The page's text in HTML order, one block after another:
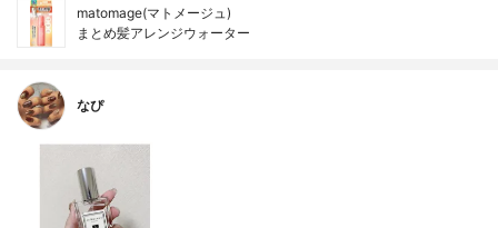
matomage(マトメージュ)
まとめ髪アレンジウォーター
なぴ